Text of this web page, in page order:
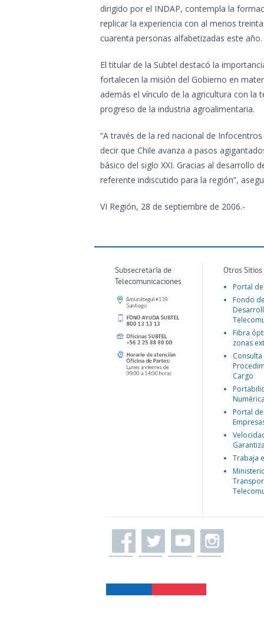
dirigido por el INDAP, contempla la
replicar la experiencia con al menos
cuarenta personas alfabetizadas este año.
El titular de la Subtel destacó la
fortalecen la misión del Gobierno en
además el vínculo de la agricultura con la
progreso de la industria agroalimentaria.
“A través de la red nacional de
decir que Chile avanza a pasos
básico del siglo XXI. Gracias al desarrollo
referente indiscutido para la región”,
VI Región, 28 de septiembre de 2006.-
Subsecretaría de
Telecomunicaciones
Otros
Portal
Fondo
Fibra
zonas
Consulta
Cargo
Portal
Trabaja